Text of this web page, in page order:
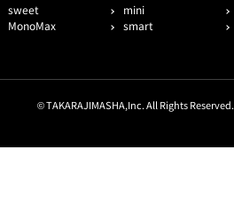
sweet mini
MonoMax smart
© TAKARAJIMASHA,Inc. All Rights Reserved.